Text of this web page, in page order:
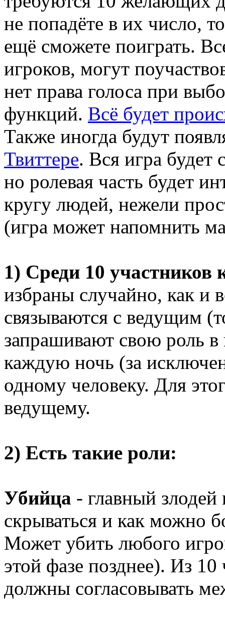
не попадёте в их число,
ещё сможете поиграть.
игроков, могут
нет права голоса при
функций. Всё будет
Также иногда будут
Твиттере. Вся игра будет
но ролевая часть будет
кругу людей, нежели
(игра может напомнить
1) Среди 10 участников
избраны случайно, как и
связываются с ведущим
запрашивают свою роль
каждую ночь (за
одному человеку. Для
ведущему.
2) Есть такие роли:
Убийца - главный
скрываться и как можно
Может убить любого
этой фазе позднее). Из
должны согласовывать